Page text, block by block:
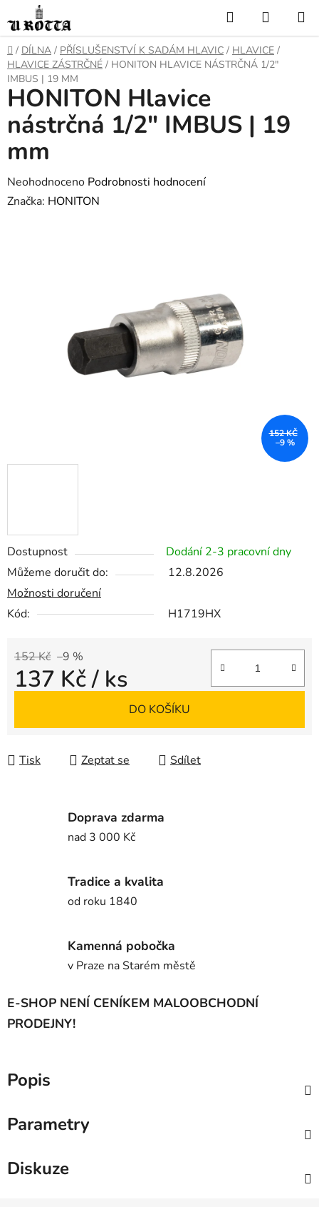
na
obsah
Hledat
KOŠÍK
DOMŮ
/ DÍLNA / PŘÍSLUŠENSTVÍ K SADÁM HLAVIC / HLAVICE /
HLAVICE ZÁSTRČNÉ / HONITON HLAVICE NÁSTRČNÁ 1/2"
IMBUS | 19 MM
Dostupnost
Dodání 2-3 pracovní dny
Můžeme doručit do:
12.8.2026
Možnosti doručení
Kód:
H1719HX
152 Kč –9 %
137 Kč/ ks
DO KOŠÍKU
Tisk Zeptat se Sdílet
HONITON Hlavice
nástrčná 1/2" IMBUS | 19
mm
Průměrné
hodnocení
Neohodnoceno Podrobnosti hodnocení
Značka: HONITON
152 KČ
–9 %
Doprava zdarma
nad 3 000 Kč
Tradice a kvalita
od roku 1840
Kamenná pobočka
v Praze na Starém městě
E-SHOP NENÍ CENÍKEM MALOOBCHODNÍ
PRODEJNY!
Popis
Parametry
Diskuze